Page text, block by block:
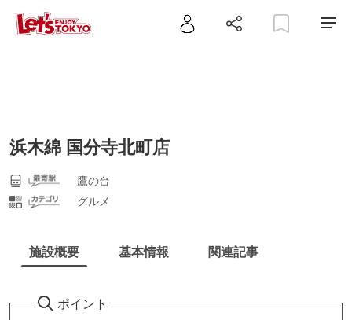
浜木綿 国分寺北町店
鷹の台
グルメ
施設概要 基本情報 関連記事
ポイント